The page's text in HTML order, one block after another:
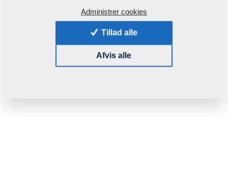
Administrer cookies
Tillad alle
Afvis alle